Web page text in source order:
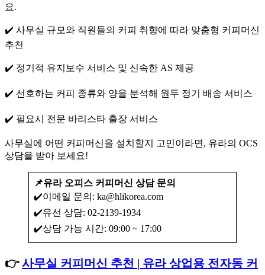
요.
✔️ 사무실 규모와 직원들의 커피 취향에 따라 맞춤형 커피머신
추천
✔️ 정기적 유지보수 서비스 및 신속한 AS 제공
✔️ 선호하는 커피 종류와 양을 분석해 원두 정기 배송 서비스
✔️ 필요시 전문 바리스타 출장 서비스
사무실에 어떤 커피머신을 설치할지 고민이라면, 유라의 OCS
상담을 받아 보세요!
📌유라 오피스 커피머신 상담 문의
✔️이메일 문의: ka@hlikorea.com
✔️유선 상담: 02-2139-1934
✔️상담 가능 시간: 09:00 ~ 17:00
👉사무실 커피머신 추천 | 유라 상업용 전자동 커